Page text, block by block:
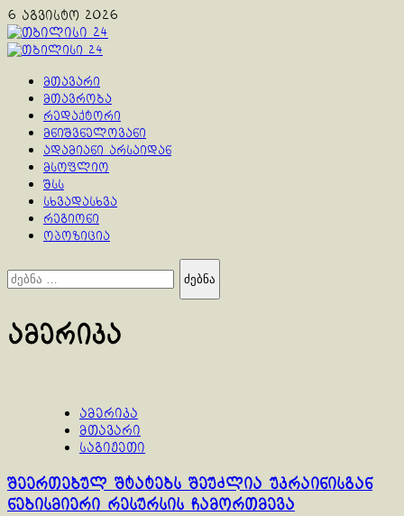
Skip
to
content
6 აგვისტო 2026
Primary
მთავარი
მთავრობა
რედაქტორი
მნიშვნელოვანი
ადამიანი არსაიდან
მსოფლიო
შსს
სხვადასხვა
რეგიონი
ოპოზიცია
ძებნა:
ამერიკა
ამერიკა
მთავარი
საგიჟეთი
შეერთებულ შტატებს შეუძლია უკრაინისგან
ნებისმიერი რესურსის ჩამორთმევა